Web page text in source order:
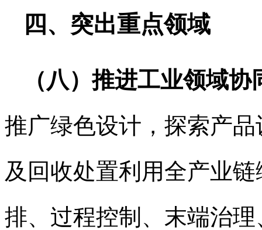
四、突出重点领域
（八）推进工业领域协
推广绿色设计，探索产
及回收处置利用全产业
排、过程控制、末端治